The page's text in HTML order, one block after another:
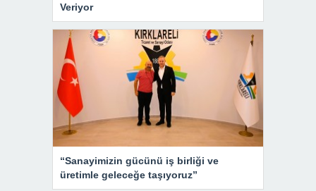
Veriyor
“Sanayimizin gücünü iş birliği ve
üretimle geleceğe taşıyoruz”